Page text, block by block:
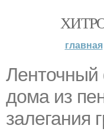
главная
дома из
залегания